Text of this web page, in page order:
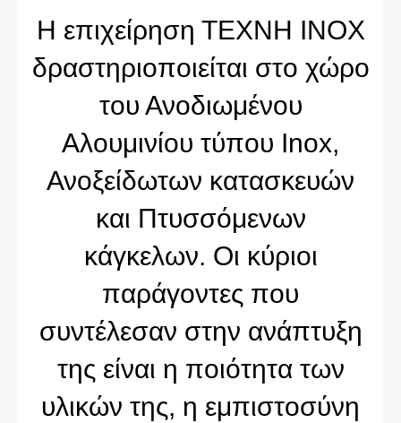
Η επιχείρηση ΤΕΧΝΗ ΙΝΟΧ
δραστηριοποιείται στο χώρο
του Ανοδιωμένου
Αλουμινίου τύπου Inox,
Ανοξείδωτων κατασκευών
και Πτυσσόμενων
κάγκελων. Οι κύριοι
παράγοντες που
συντέλεσαν στην ανάπτυξη
της είναι η ποιότητα των
υλικών της, η εμπιστοσύνη